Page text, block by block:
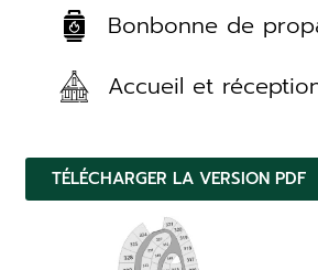
Bonbonne de
Accueil et
TÉLÉCHARGER LA VERSION PDF